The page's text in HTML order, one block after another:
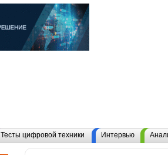
Тесты цифровой техники Интервью